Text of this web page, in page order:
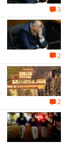
3
2
2